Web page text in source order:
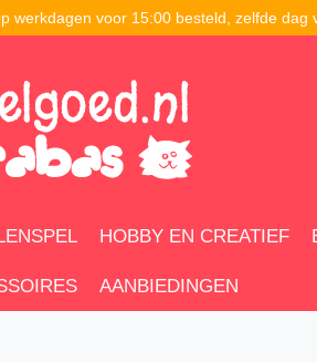
werkdagen voor 15:00 besteld, zelfde
HOBBY EN CREATIEF
AANBIEDINGEN